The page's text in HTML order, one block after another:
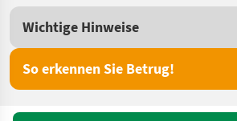
Wichtige Hinweise
So erkennen Sie Betrug!